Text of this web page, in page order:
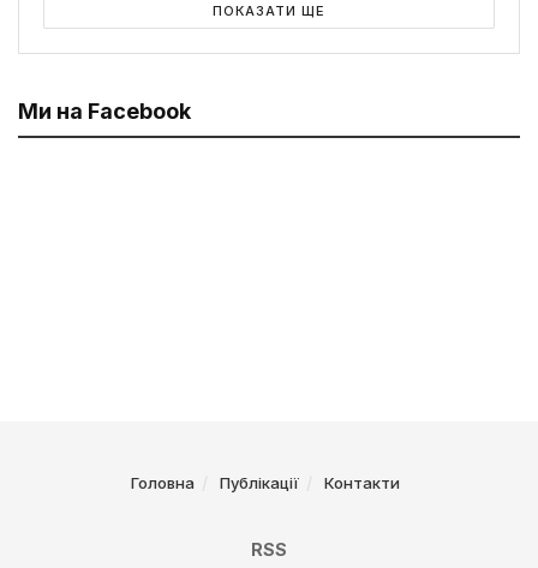
ПОКАЗАТИ ЩЕ
Ми на Facebook
Головна Публікації Контакти
RSS